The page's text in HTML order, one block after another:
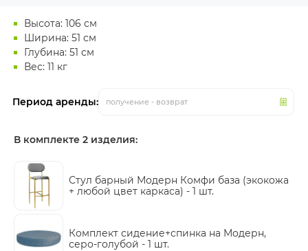
Высота: 106 см
Ширина: 51 см
Глубина: 51 см
Вес: 11 кг
Период аренды: получение - возврат
В комплекте 2 изделия:
Стул барный Модерн Комфи база (экокожа
+ любой цвет каркаса) - 1 шт.
Комплект сидение+спинка на Модерн,
серо-голубой - 1 шт.